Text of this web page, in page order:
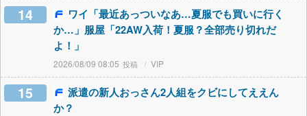
14
ワイ「最近あっついなあ…夏服でも買いに行く
か…」服屋「22AW入荷！夏服？全部売り切れだ
よ！」
2026/08/09 08:05 VIP
15
派遣の新人おっさん2人組をクビにしてええん
か？